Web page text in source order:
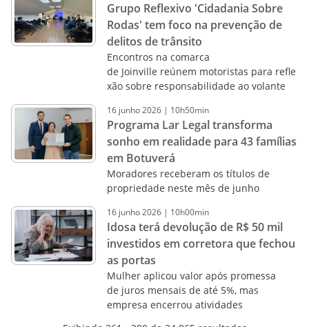
Grupo Reflexivo 'Cidadania Sobre
Rodas' tem foco na prevenção de
delitos de trânsito
Encontros na comarca
de Joinville reúnem motoristas para refle
xão sobre responsabilidade ao volante
16 junho2026 | 10h50min
Programa Lar Legal transforma
sonho em realidade para 43 famílias
em Botuverá
Moradores receberam os títulos de
propriedade neste mês de junho
16 junho2026 | 10h00min
Idosa terá devolução de R$ 50 mil
investidos em corretora que fechou
as portas
Mulher aplicou valor após promessa
de juros mensais de até 5%, mas
empresa encerrou atividades